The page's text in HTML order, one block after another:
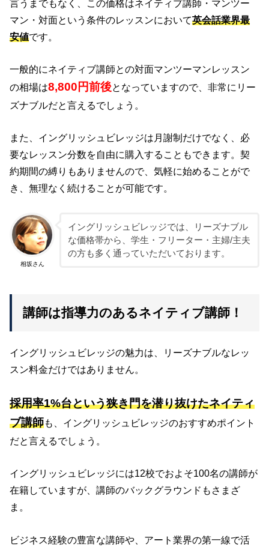
言うまでもなく、この価格はネイティブ講師・マンツー
マン・対面という条件のレッスンにおいて英会話業界最
安値です。
一般的にネイティブ講師との対面マンツーマンレッスン
の相場は8,800円前後となっていますので、非常にリー
ズナブルだと言えるでしょう。
また、イングリッシュビレッジは月謝制だけでなく、必
要なレッスン分数を自由に購入することもできます。契
約期間の縛りもありませんので、気軽に始めることがで
き、無理なく続けることが可能です。
相坂さん
イングリッシュビレッジでは、リーズナブル
な価格帯から、学生・フリーター・主婦/主夫
の方も多く通っていただいております。
講師は指導力のあるネイティブ講師！
イングリッシュビレッジの魅力は、リーズナブルなレッ
スン料金だけではありません。
採用率1%台という狭き門を潜り抜けたネイティ
ブ講師も、イングリッシュビレッジのおすすめポイント
だと言えるでしょう。
イングリッシュビレッジには12校でおよそ100名の講師が
在籍していますが、講師のバックグラウンドもさまざ
ま。
ビジネス経験の豊富な講師や、アート業界の第一線で活